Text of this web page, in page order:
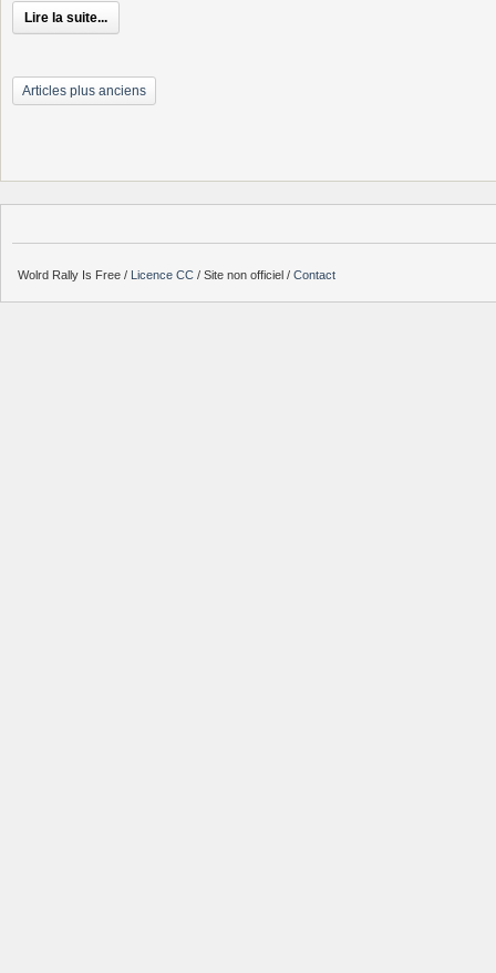
Lire la suite...
Articles plus anciens
Wolrd Rally Is Free / Licence CC / Site non officiel / Contact